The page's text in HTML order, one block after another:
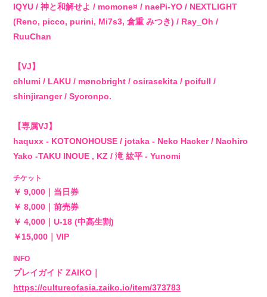
IQYU / 神と和解せよ / momone¤ / naePi-YO / NEXTLIGHT
(Reno, picco, purini, Mi7s3, 倉重 みつき) / Ray_Oh /
RuuChan
【VJ】
chlumi / LAKU / mønobright / osirasekita / poifull /
shinjiranger / Syoronpo.
【専属VJ】
haquxx - KOTONOHOUSE / jotaka - Neko Hacker / Naohiro
Yako -TAKU INOUE , KZ / 滝 紘平 - Yunomi
チケット
￥ 9,000｜当日券
￥ 8,000｜前売券
￥ 4,000｜U-18 (中高生割)
￥15,000｜VIP
INFO
プレイガイド ZAIKO｜
https://cultureofasia.zaiko.io/item/373783